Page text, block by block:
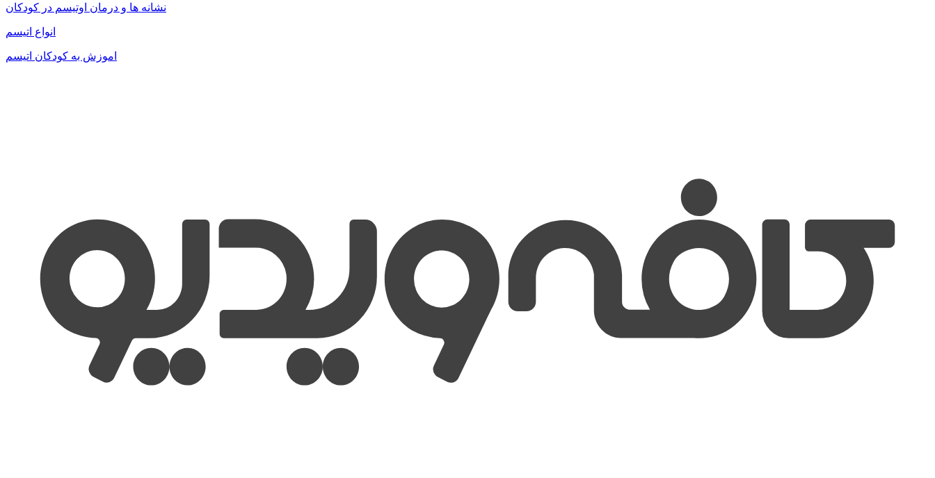
نشانه ها و درمان اوتیسم در کودکان
انواع اتیسم
اموزش به کودکان اتیسم